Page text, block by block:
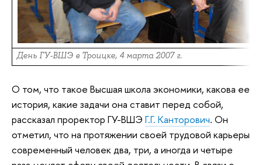
День ГУ-ВШЭ в Троицке, 4 марта 2007 г.
О том, что такое Высшая школа экономики, какова ее
история, какие задачи она ставит перед собой,
рассказал проректор ГУ-ВШЭ Г.Г. Канторович. Он
отметил, что на протяжении своей трудовой карьеры
современный человек два, три, а иногда и четыре